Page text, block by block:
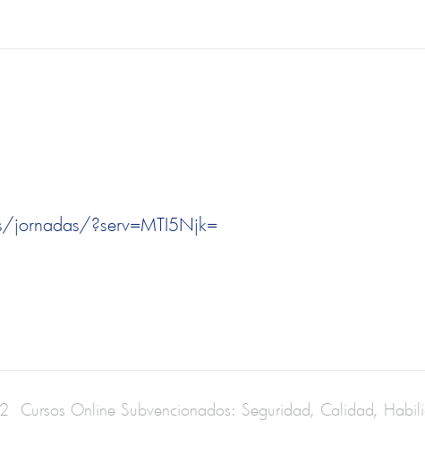
jornadas/?serv=MTI5Njk=
Cursos Online Subvencionados: Seguridad, Calidad,